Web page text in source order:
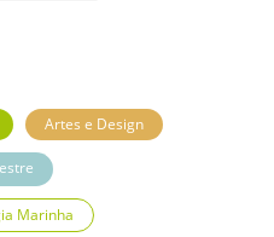
Artes e Design
Marinha